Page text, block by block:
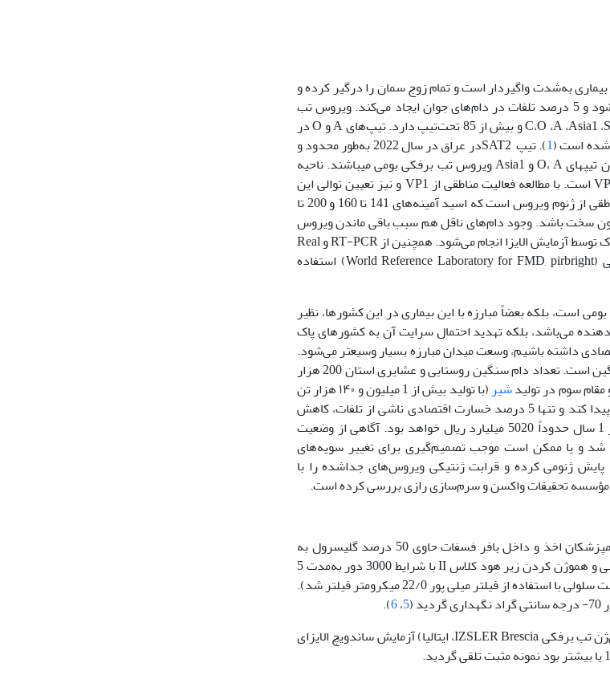
به‌شدت واگیر‌دار است و تمام زوج سمان را در‌گیر کرده و
به کاهش تولید شیر (25 درصد)، گوشت (25 درصد) و پشم (25 درصد) در گله منجر می‌شود و 5 درصد تلفات در دام‌های جوان ایجاد‌ می‌کند. ویروس تب
برفکی از خانواده پیکورناویریده و از جنس آفتوویروس است که 7 تیپ C،O ،A ،Asia1 ،SAT1 ،SAT2 ، SAT3 و بیش از 85 تحت‌تیپ‌ دارد. تیپ‌های A و O در
1
). تیپ SAT2در عراق در سال 2022 به‌طور محدود و
)‌. از دیرباز در ایران تیپ­های O‌، A و Asia1 ویروس تب برفکی بومی می­باشند. ناحیه
ژنومی 1D ژن ویروس مسئول صدور رمز برای تولید مهم‌ترین پروتئین‌‌ آنتی‌ژن سطحی (‌(VP1‌ است. با مطالعه فعالیت مناطقی از VP1 و نیز تعیین توالی این
منطقه در سروتیپ­های مختلف FMDV معلوم شد بیشترین تغییرات آنتی­ژنتیکی مربوط به مناطقی از ژنوم ویروس است که اسید آمینه‌های 141 تا 160 و 200 تا
سخت باشد. وجود دام‌های ناقل هم سبب باقی ماندن ویروس
در گله می‌شود و کنترل بیماری را دشوار‌ می‌‌کند. تشخیص اولیه ویروس در نمونه‌های مشکوک توسط آزمایش الایزا انجام‌ می‌شود. همچنین از RT-PCR و Real
time PCR برای تشخیص و تعیین تیپ‌های ویروس تب برفکی در آزمایشگاه مرجع جهانی (World Reference Laboratory for FMD, pirbright) استفاده‌
است، بلکه بعضاً مبارزه با این بیماری در این کشورها، نظیر
می‌باشد، بلکه تهدید احتمال سرایت آن به کشورهای پاک
داشته باشیم، وسعت میدان مبارزه بسیار وسیع­تر می‌شود.
استان خراسان رضوی دارای 6 میلیون و 700 هزار رأس دام سبک و 315 هزار رأس دام سنگین است. تعداد دام سنگین روستایی و عشایری استان 200 هزار
شیر
(با تولید بیش از 1 میلیون و ۱۴۰ هزار تن
شیر) نشان از جایگاه این استان در حوزه دام دارد. در‌صورتی‌که بیماری تب برفکی شیوع پیدا کند و تنها 5 درصد خسارت اقتصادی ناشی از تلفات، کاهش
گوشت و کاهش شیر را در نظر بگیریم، طبق برآورد خسارت اقتصادی ناشی از بیماری در 1 سال حدوداً 5020 میلیارد ریال خواهد بود. آگاهی از وضعیت
و یا ممکن است موجب تصمیم‌گیری برای تغییر سویه‌های
واکسینال گردد. مطالعه حاضر سویه‌های در گردش مزارع را طی سال‌های 1400 و 1401 پایش ژنومی کرده و قرابت ژنتیکی ویروس‌های جدا‌شده را با
تحقیقات واکسن و سرم‌سازی رازی بررسی کرده است.
51 نمونه از ضایعات لثه و زبان دام‌های مشکوک توسط دامپزشکان اخذ و داخل بافر فسفات حاوی 50 درصد گلیسرول به
آزمایشگاه ارسال شد. جهت آماده‌سازی، نمونه پس از له و ساییده شدن کامل در هاون چینی و هموژن کردن زیر هود کلاس II با شرایط 3000 دور به‌مدت 5
دقیقه در 4 درجه ­سانتی­گراد سانتریفیوژ شد (‌سوسپانسیون حاوی ویروس مشکوک برای کشت سلولی با استفاده از فیلتر میلی پور 22/0 میکرومتر فیلتر شد).
(
5،6
).
پس از آماده‎سازی نمونه‎ها طبق دستورالعمل کیت (کیت الایزای تشخیص‌‌ آنتی‌ژن تب برفکی IZSLER Brescia، ایتالیا) آزمایش ساندویچ الایزای